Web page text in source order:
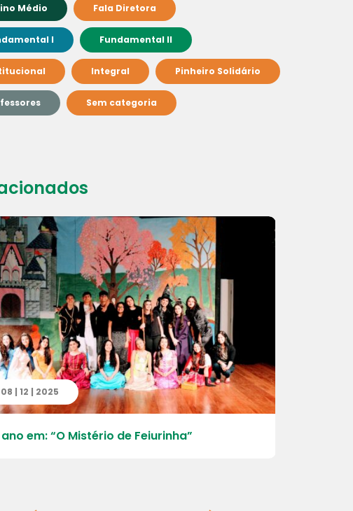
Médio Fala Diretora
I Fundamental II
Integral Pinheiro Solidário
Sem categoria
08 | 12 | 2025
ano em: “O Mistério de Feiurinha”